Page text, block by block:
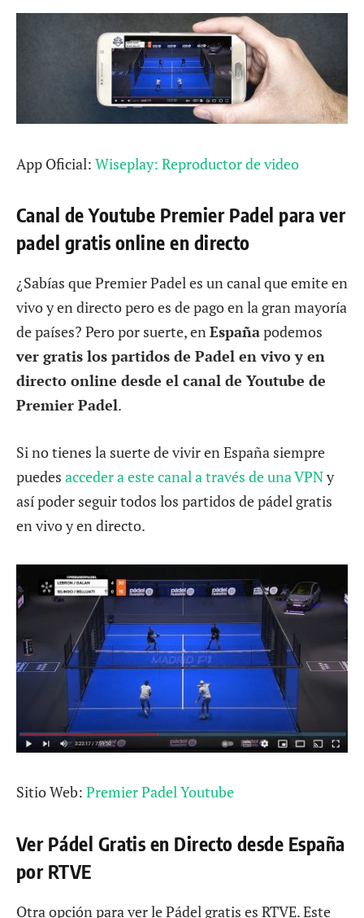
App Oficial: Wiseplay: Reproductor de video
Canal de Youtube Premier Padel para ver
padel gratis online en directo
¿Sabías que Premier Padel es un canal que emite en
vivo y en directo pero es de pago en la gran mayoría
de países? Pero por suerte, enEspañapodemos
ver gratis los partidos de Padel en vivo y en
directo online desde el canal de Youtube de
Premier Padel.
Si no tienes la suerte de vivir en España siempre
puedes acceder a este canal a través de una VPNy
así poder seguir todos los partidos de pádel gratis
en vivo y en directo.
Sitio Web: Premier Padel Youtube
Ver Pádel Gratis en Directo desde España
por RTVE
Otra opción para ver le Pádel gratis es RTVE. Este